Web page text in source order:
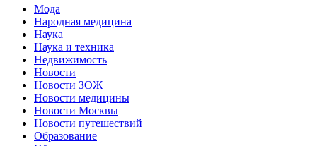
Мода
Народная медицина
Наука
Наука и техника
Недвижимость
Новости
Новости ЗОЖ
Новости медицины
Новости Москвы
Новости путешествий
Образование